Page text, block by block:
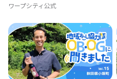
ワープシティ公式